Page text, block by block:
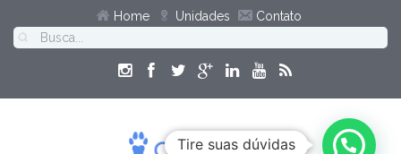
Home Unidades Contato
Tire suas dúvidas